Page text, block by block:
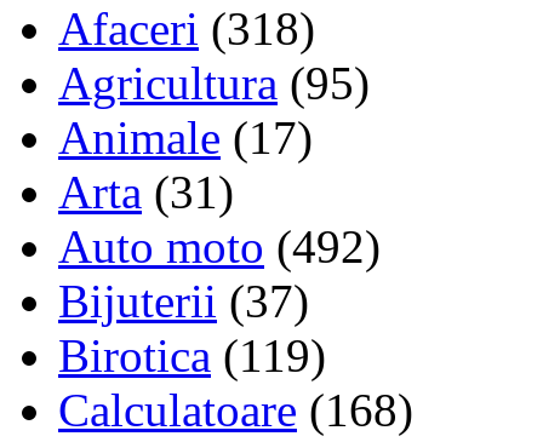
Afaceri (318)
Agricultura (95)
Animale (17)
Arta (31)
Auto moto (492)
Bijuterii (37)
Birotica (119)
Calculatoare (168)